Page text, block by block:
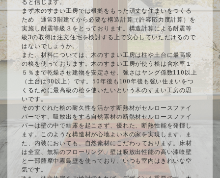
まず木のすまい工房では根拠をもった頑丈な住まいをつくる
ため 通常3階建てから必要な構造計算（許容応力度計算）を
実施し耐震等級３をとっております。構造計算による耐震等
級3の取得は注文住宅を検討する上で安心していただけるので
はないでしょうか。
また、材料については、木のすまい工房は柱や土台に最高級
の桧を使っております。木のすまい工房が使う桧は含水率１
５％まで乾燥させ建物を安定させ、強さはヤング係数110以上
（土台は90以上）です。50年後も100年後も強い住まいをつ
くるために最高級の桧を使いたいという木のすまい工房の思
いです。
そのすぐれた桧の耐久性を活かす断熱材がセルロースファイ
バーです。吸放出をする自然素材の断熱材セルロースファイ
バーは壁の中で結露を起こさず、優れた、断熱性能を発揮し
ます。このような構造材が心地よい木の家を実現します。ま
た、内装においても、自然素材にこだわっております。床材
は全室、無垢のフローリング、壁は吸放出性能の高い漆喰壁
と一部薩摩中霧島壁を使っており、いつも室内はきれいな空
気です。